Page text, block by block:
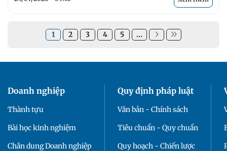
1 2 3 4 5 ...
Doanh nghiệp
Thành tựu
Bài học kinh nghiệm
Chân dung Doanh nghiệp
Quy định pháp luật
Văn bản - Chính sách
Tiêu chuẩn - Quy chuẩn
Quy hoạch - Chiến lược